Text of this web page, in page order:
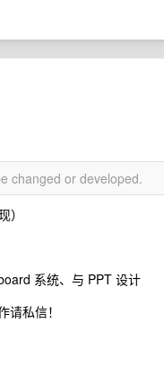
changed or developed.
系统、与 PPT 设计
私信！